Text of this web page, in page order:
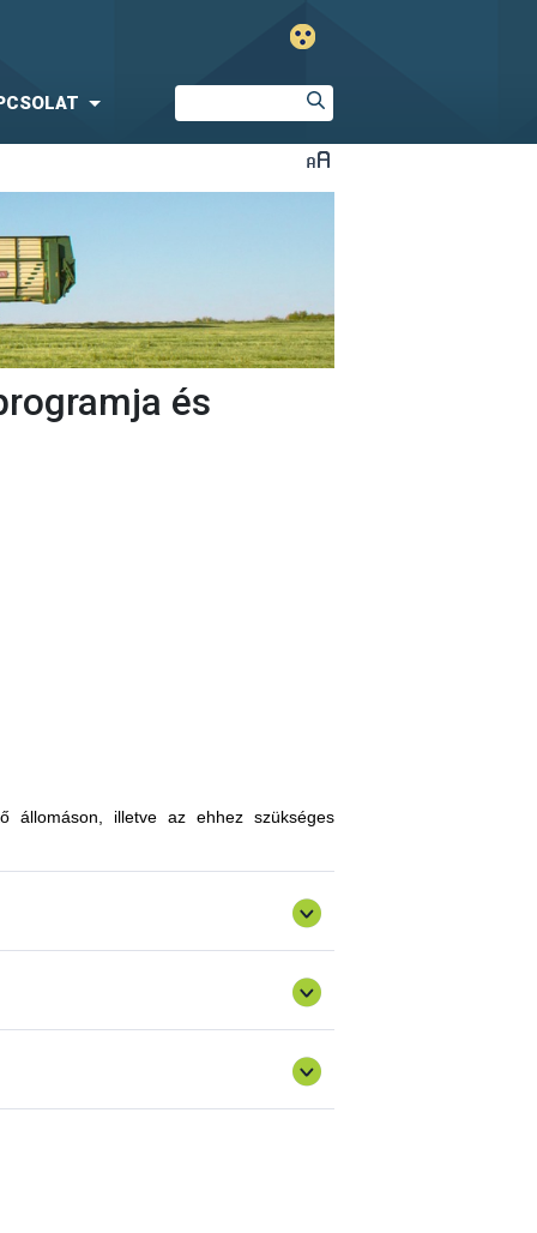
és
állomáson, illetve az ehhez szükséges
limitálhatóak a mezőgazdasági
kártevőkkel szembeni ellenálló
a hagyományostól eltérő jellegű tudás
gazdagodhatnak, a fajtahasználaton
innovatív ismereteket, növénykultúrákat
csökkenthetik a szennyezőanyag
alkalmas fajták vizsgálata